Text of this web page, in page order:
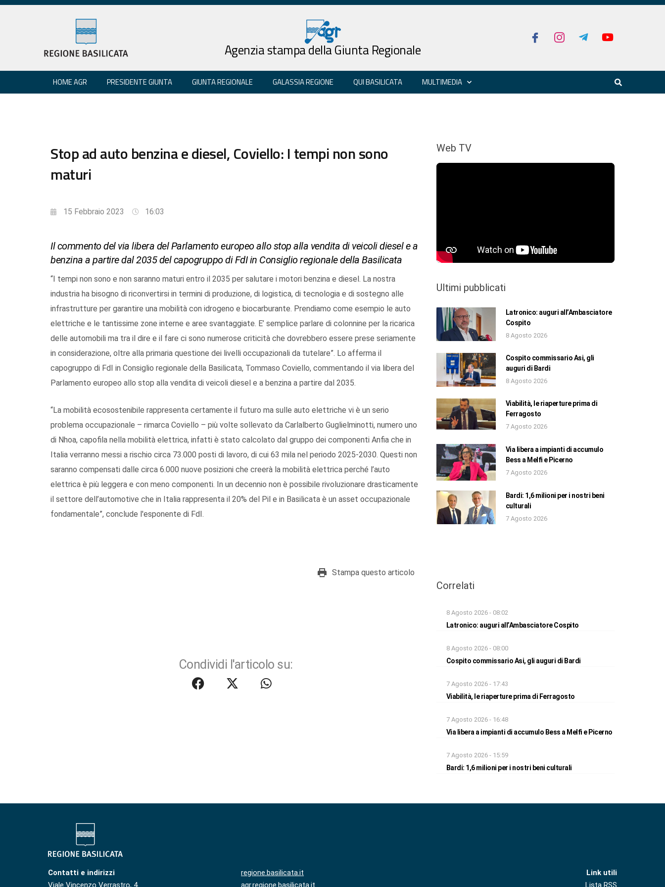
Agenzia stampa della Giunta Regionale
HOME AGR PRESIDENTE GIUNTA GIUNTA REGIONALE GALASSIA REGIONE QUI BASILICATA MULTIMEDIA
Stop ad auto benzina e diesel, Coviello: I tempi non sono
maturi
15 Febbraio 2023 16:03
Il commento del via libera del Parlamento europeo allo stop alla vendita di veicoli diesel e a
benzina a partire dal 2035 del capogruppo di FdI in Consiglio regionale della Basilicata
“I tempi non sono e non saranno maturi entro il 2035 per salutare i motori benzina e diesel. La nostra
industria ha bisogno di riconvertirsi in termini di produzione, di logistica, di tecnologia e di sostegno alle
infrastrutture per garantire una mobilità con idrogeno e biocarburante. Prendiamo come esempio le auto
elettriche e le tantissime zone interne e aree svantaggiate. E’ semplice parlare di colonnine per la ricarica
delle automobili ma tra il dire e il fare ci sono numerose criticità che dovrebbero essere prese seriamente
in considerazione, oltre alla primaria questione dei livelli occupazionali da tutelare”. Lo afferma il
capogruppo di FdI in Consiglio regionale della Basilicata, Tommaso Coviello, commentando il via libera del
Parlamento europeo allo stop alla vendita di veicoli diesel e a benzina a partire dal 2035.
“La mobilità ecosostenibile rappresenta certamente il futuro ma sulle auto elettriche vi è un serio
problema occupazionale – rimarca Coviello – più volte sollevato da Carlalberto Guglielminotti, numero uno
di Nhoa, capofila nella mobilità elettrica, infatti è stato calcolato dal gruppo dei componenti Anfia che in
Italia verranno messi a rischio circa 73.000 posti di lavoro, di cui 63 mila nel periodo 2025-2030. Questi non
saranno compensati dalle circa 6.000 nuove posizioni che creerà la mobilità elettrica perché l’auto
elettrica è più leggera e con meno componenti. In un decennio non è possibile rivoluzionare drasticamente
il settore dell’automotive che in Italia rappresenta il 20% del Pil e in Basilicata è un asset occupazionale
fondamentale”, conclude l'esponente di FdI.
Stampa questo articolo
Condividi l'articolo su:
Web TV
Ultimi pubblicati
Latronico: auguri all’Ambasciatore
Cospito
8 Agosto 2026
Cospito commissario Asi, gli
auguri di Bardi
8 Agosto 2026
Viabilità, le riaperture prima di
Ferragosto
7 Agosto 2026
Via libera a impianti di accumulo
Bess a Melfi e Picerno
7 Agosto 2026
Bardi: 1,6 milioni per i nostri beni
culturali
7 Agosto 2026
Correlati
8 Agosto 2026 - 08:02
Latronico: auguri all’Ambasciatore Cospito
8 Agosto 2026 - 08:00
Cospito commissario Asi, gli auguri di Bardi
7 Agosto 2026 - 17:43
Viabilità, le riaperture prima di Ferragosto
7 Agosto 2026 - 16:48
Via libera a impianti di accumulo Bess a Melfi e Picerno
7 Agosto 2026 - 15:59
Bardi: 1,6 milioni per i nostri beni culturali
Contatti e indirizzi
Viale Vincenzo Verrastro, 4
regione.basilicata.it
agr.regione.basilicata.it
Link utili
Lista RSS